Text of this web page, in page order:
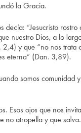
la Gracia.
decía: “Jesucristo rostro
nuestro Dios, a lo
y que “no nos trata
eterna” (Dan. 3,89).
somos comunidad
Esos ojos que nos
no atropella y que salva.